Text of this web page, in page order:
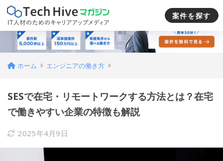
案件を探す
ホーム エンジニアの働き方
SESで在宅・リモートワークする方法とは？在宅
で働きやすい企業の特徴も解説
2025年4月9日